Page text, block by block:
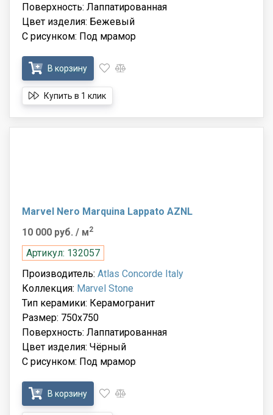
Поверхность: Лаппатированная
Цвет изделия: Бежевый
С рисунком: Под мрамор
В корзину
Купить в 1 клик
Marvel Nero Marquina Lappato AZNL
10 000 руб. / м2
Артикул: 132057
Производитель: Atlas Concorde Italy
Коллекция: Marvel Stone
Тип керамики: Керамогранит
Размер: 750x750
Поверхность: Лаппатированная
Цвет изделия: Чёрный
С рисунком: Под мрамор
В корзину